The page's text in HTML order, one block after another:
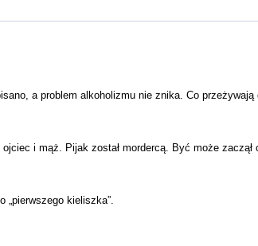
a problem alkoholizmu nie znika. Co
i mąż. Pijak został mordercą. Być może
„pierwszego kieliszka”.